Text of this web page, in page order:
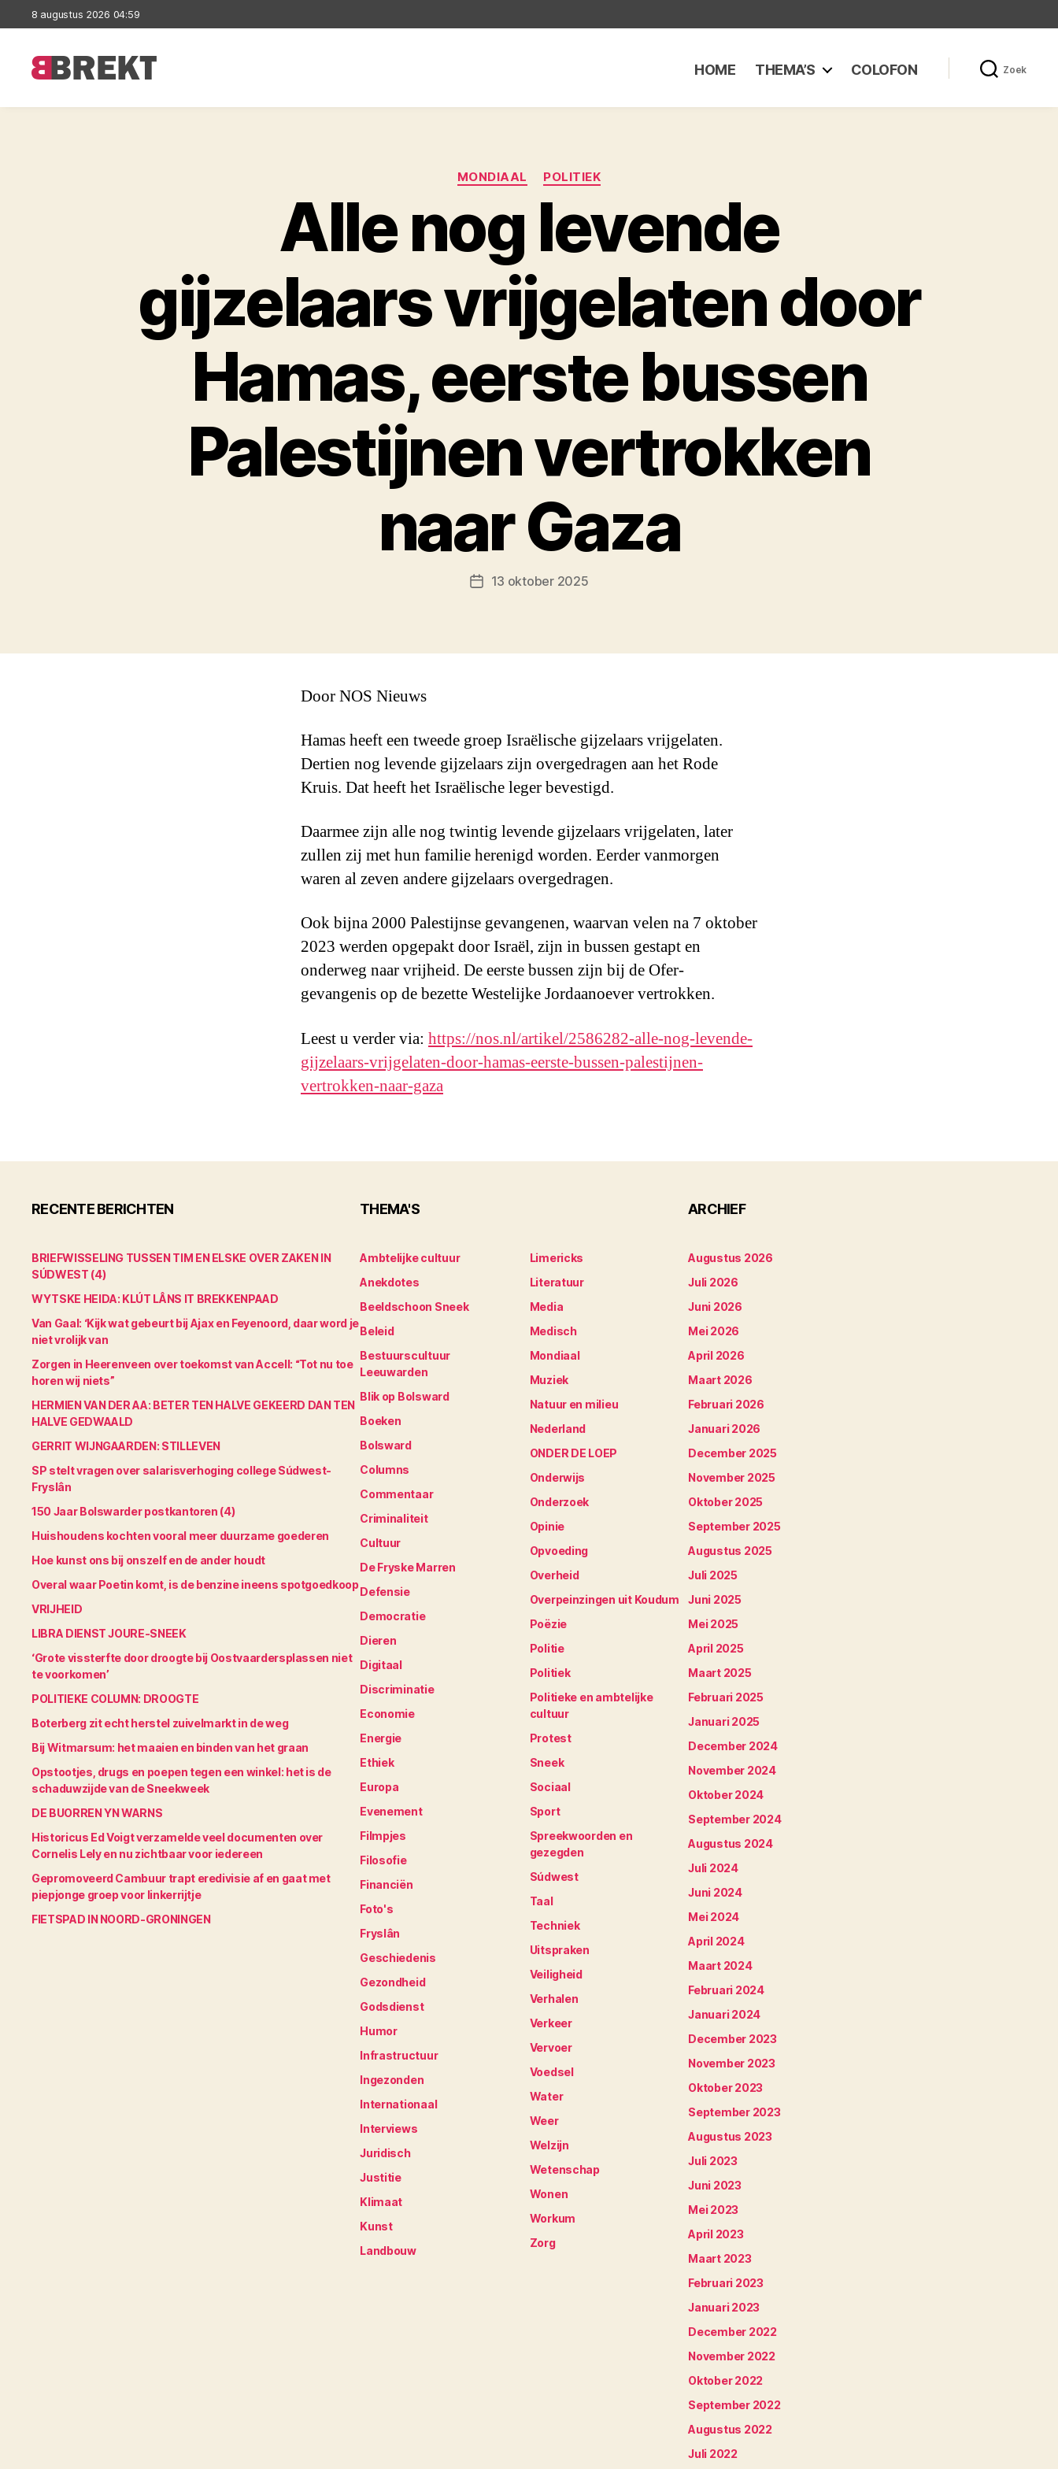
8 augustus 2026 04:59
HOME THEMA’S COLOFON Zoek
Categorieën
MONDIAAL POLITIEK
Alle nog levende
gijzelaars vrijgelaten door
Hamas, eerste bussen
Palestijnen vertrokken
naar Gaza
Berichtdatum
13 oktober 2025
Door NOS Nieuws
Hamas heeft een tweede groep Israëlische gijzelaars vrijgelaten.
Dertien nog levende gijzelaars zijn overgedragen aan het Rode
Kruis. Dat heeft het Israëlische leger bevestigd.
Daarmee zijn alle nog twintig levende gijzelaars vrijgelaten, later
zullen zij met hun familie herenigd worden. Eerder vanmorgen
waren al zeven andere gijzelaars overgedragen.
Ook bijna 2000 Palestijnse gevangenen, waarvan velen na 7 oktober
2023 werden opgepakt door Israël, zijn in bussen gestapt en
onderweg naar vrijheid. De eerste bussen zijn bij de Ofer-
gevangenis op de bezette Westelijke Jordaanoever vertrokken.
Leest u verder via: https://nos.nl/artikel/2586282-alle-nog-levende-
gijzelaars-vrijgelaten-door-hamas-eerste-bussen-palestijnen-
vertrokken-naar-gaza
RECENTE BERICHTEN
BRIEFWISSELING TUSSEN TIM EN ELSKE OVER ZAKEN IN
SÚDWEST (4)
WYTSKE HEIDA: KLÚT LÂNS IT BREKKENPAAD
Van Gaal: ‘Kijk wat gebeurt bij Ajax en Feyenoord, daar word je
niet vrolijk van
Zorgen in Heerenveen over toekomst van Accell: “Tot nu toe
horen wij niets”
HERMIEN VAN DER AA: BETER TEN HALVE GEKEERD DAN TEN
HALVE GEDWAALD
GERRIT WIJNGAARDEN: STILLEVEN
SP stelt vragen over salarisverhoging college Súdwest-
Fryslân
150 Jaar Bolswarder postkantoren (4)
Huishoudens kochten vooral meer duurzame goederen
Hoe kunst ons bij onszelf en de ander houdt
Overal waar Poetin komt, is de benzine ineens spotgoedkoop
VRIJHEID
LIBRA DIENST JOURE-SNEEK
‘Grote vissterfte door droogte bij Oostvaardersplassen niet
te voorkomen’
POLITIEKE COLUMN: DROOGTE
Boterberg zit echt herstel zuivelmarkt in de weg
Bij Witmarsum: het maaien en binden van het graan
Opstootjes, drugs en poepen tegen een winkel: het is de
schaduwzijde van de Sneekweek
DE BUORREN YN WARNS
Historicus Ed Voigt verzamelde veel documenten over
Cornelis Lely en nu zichtbaar voor iedereen
Gepromoveerd Cambuur trapt eredivisie af en gaat met
piepjonge groep voor linkerrijtje
FIETSPAD IN NOORD-GRONINGEN
THEMA'S
Ambtelijke cultuur
Anekdotes
Beeldschoon Sneek
Beleid
Bestuurscultuur
Leeuwarden
Blik op Bolsward
Boeken
Bolsward
Columns
Commentaar
Criminaliteit
Cultuur
De Fryske Marren
Defensie
Democratie
Dieren
Digitaal
Discriminatie
Economie
Energie
Ethiek
Europa
Evenement
Filmpjes
Filosofie
Financiën
Foto's
Fryslân
Geschiedenis
Gezondheid
Godsdienst
Humor
Infrastructuur
Ingezonden
Internationaal
Interviews
Juridisch
Justitie
Klimaat
Kunst
Landbouw
Limericks
Literatuur
Media
Medisch
Mondiaal
Muziek
Natuur en milieu
Nederland
ONDER DE LOEP
Onderwijs
Onderzoek
Opinie
Opvoeding
Overheid
Overpeinzingen uit Koudum
Poëzie
Politie
Politiek
Politieke en ambtelijke
cultuur
Protest
Sneek
Sociaal
Sport
Spreekwoorden en
gezegden
Súdwest
Taal
Techniek
Uitspraken
Veiligheid
Verhalen
Verkeer
Vervoer
Voedsel
Water
Weer
Welzijn
Wetenschap
Wonen
Workum
Zorg
ARCHIEF
Augustus 2026
Juli 2026
Juni 2026
Mei 2026
April 2026
Maart 2026
Februari 2026
Januari 2026
December 2025
November 2025
Oktober 2025
September 2025
Augustus 2025
Juli 2025
Juni 2025
Mei 2025
April 2025
Maart 2025
Februari 2025
Januari 2025
December 2024
November 2024
Oktober 2024
September 2024
Augustus 2024
Juli 2024
Juni 2024
Mei 2024
April 2024
Maart 2024
Februari 2024
Januari 2024
December 2023
November 2023
Oktober 2023
September 2023
Augustus 2023
Juli 2023
Juni 2023
Mei 2023
April 2023
Maart 2023
Februari 2023
Januari 2023
December 2022
November 2022
Oktober 2022
September 2022
Augustus 2022
Juli 2022